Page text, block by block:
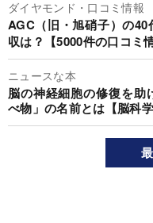
ダイヤモンド・口コミ情報
AGC（旧・旭硝子）の
収は？【5000件の口コミ
ニュースな本
脳の神経細胞の修復を
べ物」の名前とは【脳科